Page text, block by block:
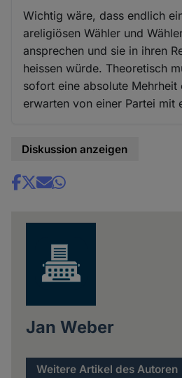
Wichtig wäre, dass endlich
areligiösen Wähler und
ansprechen und sie in ihren
heissen würde. Theoretisch
sofort eine absolute
erwarten von einer Partei mit
Diskussion anzeigen
Share
Jan Weber
Weitere Artikel des Autoren